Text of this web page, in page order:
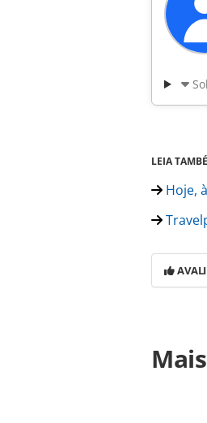
LEIA
Hoje,
https://
na